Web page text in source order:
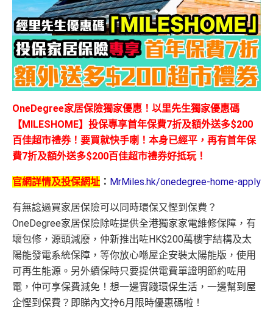
OneDegree家居保險獨家優惠！以里先生獨家優惠碼
【MILESHOME】投保專享首年保費7折及額外送多$200
百佳超市禮券！要買就快手喇！本身已經平，再有首年保
費7折及額外送多$200百佳超市禮券好抵玩！
官網詳情及投保網址 ： MrMiles.hk/onedegree-home-apply
有無諗過買家居保險可以同時環保又慳到保費？
OneDegree家居保險除咗提供全港獨家家電維修保障，有
壞包修，源頭減廢，仲新推出咗HK$200萬樓宇結構及太
陽能發電系統保障，等你放心喺屋企安裝太陽能版，使用
可再生能源。另外續保時只要提供電費單證明節約咗用
電，仲可享保費減免！想一邊實踐環保生活，一邊幫到屋
企慳到保費？即睇內文拎6月限時優惠碼啦！